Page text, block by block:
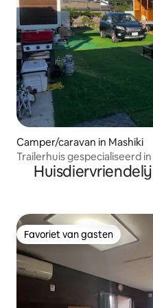
Camper/caravan in Mashiki
Trailerhuis gespecialiseerd
Favoriet van gasten
Favoriet van gasten